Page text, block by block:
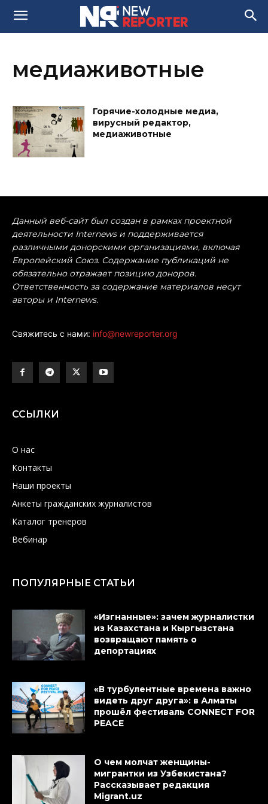
медиаживотные
Горячие-холодные медиа,
вирусный редактор,
медиаживотные
Данный веб-сайт был создан в рамках проектной
деятельности Internews и поддерживается
различными донорскими организациями, включая
Европейский Союз. Содержание публикаций не
обязательно отражает позицию доноров.
Ответственность за содержание материалов несут
авторы и Internews.
Свяжитесь с нами: info@newreporter.org
ССЫЛКИ
О нас
Контакты
Наши проекты
Анкеты гражданских журналистов
Каталог тренеров
Вебинар
ПОПУЛЯРНЫЕ СТАТЬИ
«Изгнанные»: зачем журналистки
из Казахстана и Кыргызстана
возвращают память о
депортациях
«В турбулентные времена важно
видеть друг друга»: в Алматы
прошёл фестиваль CONNECT FOR
PEACE
О чем молчат женщины-
мигрантки из Узбекистана?
Рассказывает редакция
Migrant.uz